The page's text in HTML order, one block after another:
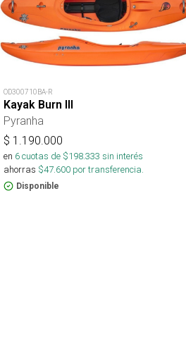
OD300710BA-R
Kayak Burn III
Pyranha
$ 1.190.000
en 6cuotas de $198.333 sin interés
ahorras $47.600 por transferencia.
Disponible